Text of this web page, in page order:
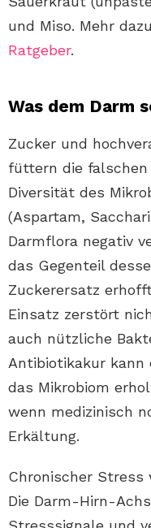
und Miso. Mehr
Ratgeber.
Was dem Darm
Zucker und
füttern die falschen
Diversität des
(Aspartam,
Darmflora negativ
das Gegenteil
Zuckerersatz
Einsatz zerstört
auch nützliche
Antibiotikakur kann
das Mikrobiom
wenn medizinisch
Erkältung.
Chronischer
Die Darm-Hirn-